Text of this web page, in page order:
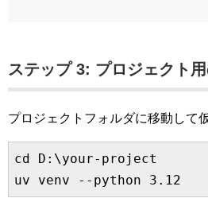
ステップ 3: プロジェクト
プロジェクトフォルダに移動して
cd D:\your-project